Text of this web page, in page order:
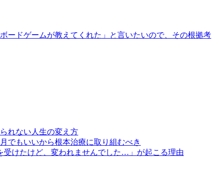
ードゲームが教えてくれた」と言いたいので、その根拠考
れない人生の変え方
でもいいから根本治療に取り組むべき
受けたけど、変われませんでした…」が起こる理由